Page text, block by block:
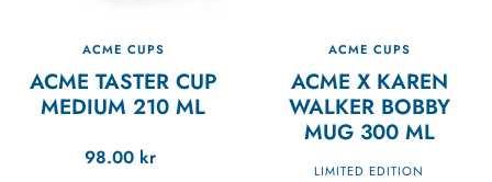
ACME CUPS
ACME TASTER CUP
MEDIUM 210 ML
98.00 kr
ACME CUPS
ACME X KAREN
WALKER BOBBY
MUG 300 ML
LIMITED EDITION